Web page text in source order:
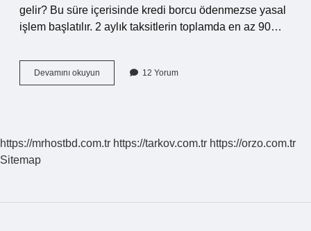
gelir? Bu süre içerisinde kredi borcu ödenmezse yasal
işlem başlatılır. 2 aylık taksitlerin toplamda en az 90…
Devamını okuyun
1
12 Yorum
https://mrhostbd.com.tr https://tarkov.com.tr https://orzo.com.tr
Sitemap